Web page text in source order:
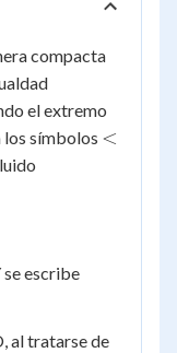
compacta
el extremo
los símbolos <
<
se escribe
al tratarse de